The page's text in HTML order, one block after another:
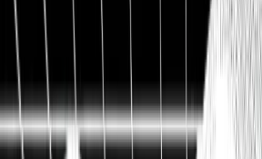
Investoren
★★★★★
Weiterempfehlung
Kostenfreies Erstgespräch